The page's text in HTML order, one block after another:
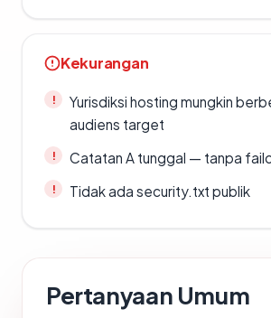
Kekurangan
Yurisdiksi hosting mungkin
audiens target
Catatan A tunggal — tanpa
Tidak ada security.txt publik
Pertanyaan Umum